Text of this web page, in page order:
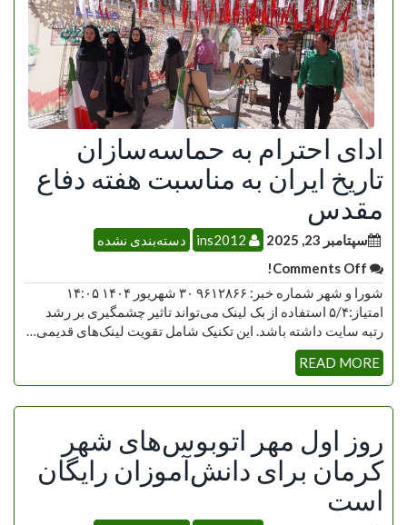
ادای احترام به حماسه‌سازان
تاریخ ایران به مناسبت هفته دفاع
مقدس
سپتامبر 23, 2025
دسته‌بندی نشده
شورا و شهر شماره خبر: ۹۶۱۲۸۶۶ ۳۰ شهریور ۱۴۰۴ ۱۴:۰۵
امتیاز:۵/۴ استفاده از بک لینک می‌تواند تاثیر چشمگیری بر رشد
رتبه سایت داشته باشد. این تکنیک شامل تقویت لینک‌های قدیمی…
READ MORE
روز اول مهر اتوبوس‌های شهر
کرمان برای دانش‌آموزان رایگان
است